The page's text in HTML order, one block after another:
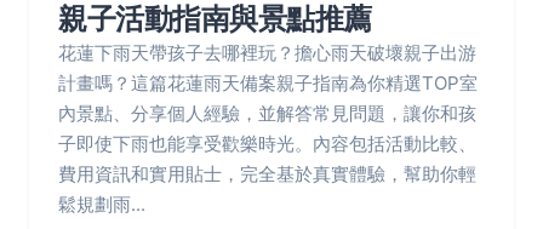
親子活動指南與景點推薦
花蓮下雨天帶孩子去哪裡玩？擔心雨天破壞親子出游
計畫嗎？這篇花蓮雨天備案親子指南為你精選TOP室
內景點、分享個人經驗，並解答常見問題，讓你和孩
子即使下雨也能享受歡樂時光。內容包括活動比較、
費用資訊和實用貼士，完全基於真實體驗，幫助你輕
鬆規劃雨...